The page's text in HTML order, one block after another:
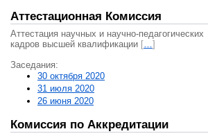
Аттестационная Комиссия
Аттестация научных и научно-педагогических
кадров высшей квалификации […]
Заседания:
30 октября 2020
31 июля 2020
26 июня 2020
Комиссия по Аккредитации